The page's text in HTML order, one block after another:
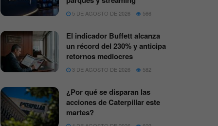
5 DE AGOSTO DE 2026 566
El indicador Buffett alcanza
un récord del 230% y anticipa
retornos mediocres
3 DE AGOSTO DE 2026 582
¿Por qué se disparan las
acciones de Caterpillar este
martes?